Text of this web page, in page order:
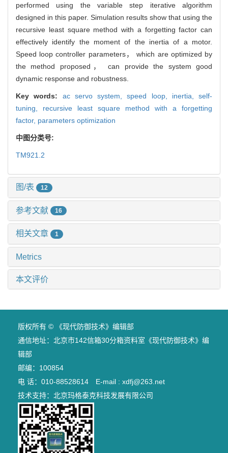
performed using the variable step iterative algorithm
designed in this paper. Simulation results show that using the
recursive least square method with a forgetting factor can
effectively identify the moment of the inertia of a motor.
Speed loop controller parameters， which are optimized by
the method proposed， can provide the system good
dynamic response and robustness.
Key words: ac servo system,speed loop, inertia, self-
tuning, recursive least square method with a forgetting
factor, parameters optimization
中图分类号:
TM921.2
图/表 12
参考文献 16
相关文章 1
Metrics
本文评价
版权所有 © 《现代防御技术》编辑部
通信地址：北京市142信箱30分箱资料室《现代防御技术》编
辑部
邮编：100854
电 话：010-88528614 E-mail : xdfj@263.net
技术支持： 北京玛格泰克科技发展有限公司